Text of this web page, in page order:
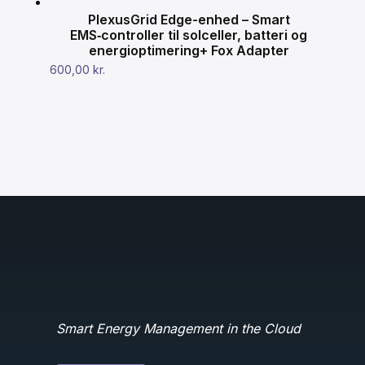
PlexusGrid Edge-enhed – Smart
EMS‑controller til solceller, batteri og
energioptimering+ Fox Adapter
600,00 kr.
Smart Energy Management in the Cloud